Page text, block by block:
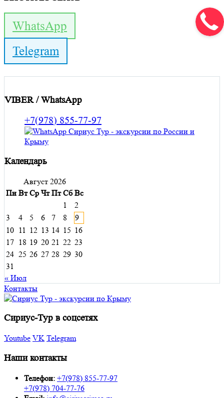
WhatsApp
Telegram
VIBER / WhatsApp
+7(978) 855-77-97
Календарь
Август 2026
Пн Вт Ср Чт Пт Сб Вс
1
2
3
4 5 6 7 8
9
10 11 12 13 14 15 16
17 18 19 20 21 22 23
24 25 26 27 28 29 30
31
« Июл
Контакты
Сириус-Тур в соцсетях
Youtube VK Telegram
Наши контакты
Телефон: +7(978) 855-77-97
+7(978) 704-77-76